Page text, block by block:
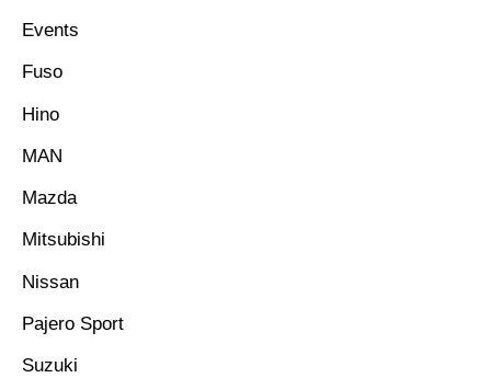
Events
Fuso
Hino
MAN
Mazda
Mitsubishi
Nissan
Pajero Sport
Suzuki